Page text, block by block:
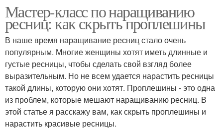
Мастер-класс по наращиванию
ресниц: как скрыть проплешины
В наше время наращивание ресниц стало очень
популярным. Многие женщины хотят иметь длинные и
густые ресницы, чтобы сделать свой взгляд более
выразительным. Но не всем удается нарастить ресницы
такой длины, которую они хотят. Проплешины - это одна
из проблем, которые мешают наращиванию ресниц. В
этой статье я расскажу вам, как скрыть проплешины и
нарастить красивые ресницы.